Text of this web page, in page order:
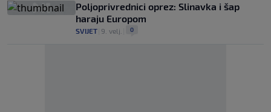
Poljoprivrednici oprez: Slinavka i šap
haraju Europom
SVIJET 9. velj. 0